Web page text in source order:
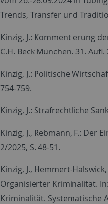
Trends, Transfer und
Kinzig, J.: Kommentierung
C.H. Beck München. 31. Aufl.
Kinzig, J.: Politische
754-759.
Kinzig, J.: Strafrechtliche
Kinzig, J., Rebmann, F.:
2/2025, S. 48-51.
Kinzig, J., Hemmert-
Organisierter Kriminalität. In:
Kriminalität. Systematische